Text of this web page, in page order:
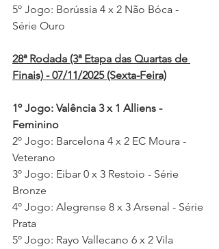
5º Jogo: Borússia 4 x 2 Não Bóca -
Série Ouro
28ª Rodada (3ª Etapa das Quartas de
Finais) - 07/11/2025 (Sexta-Feira)
1º Jogo: Valência 3 x 1 Alliens -
Feminino
2º Jogo: Barcelona 4 x 2 EC Moura -
Veterano
3º Jogo: Eibar 0 x 3 Restoio - Série
Bronze
4º Jogo: Alegrense 8 x 3 Arsenal - Série
Prata
5º Jogo: Rayo Vallecano 6 x 2 Vila